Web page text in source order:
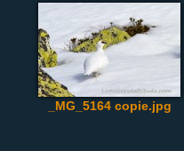
_MG_5164 copie.jpg